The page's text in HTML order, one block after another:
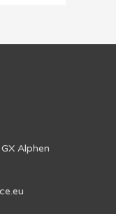
Alphen